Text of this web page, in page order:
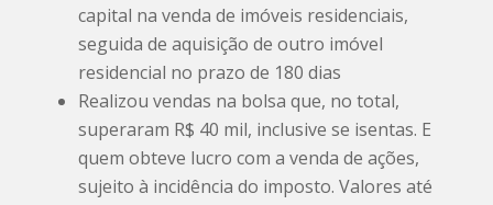
capital na venda de imóveis residenciais,
seguida de aquisição de outro imóvel
residencial no prazo de 180 dias
Realizou vendas na bolsa que, no total,
superaram R$ 40 mil, inclusive se isentas. E
quem obteve lucro com a venda de ações,
sujeito à incidência do imposto. Valores até